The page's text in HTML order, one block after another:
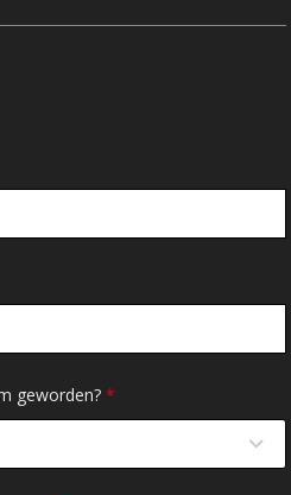
geworden?*